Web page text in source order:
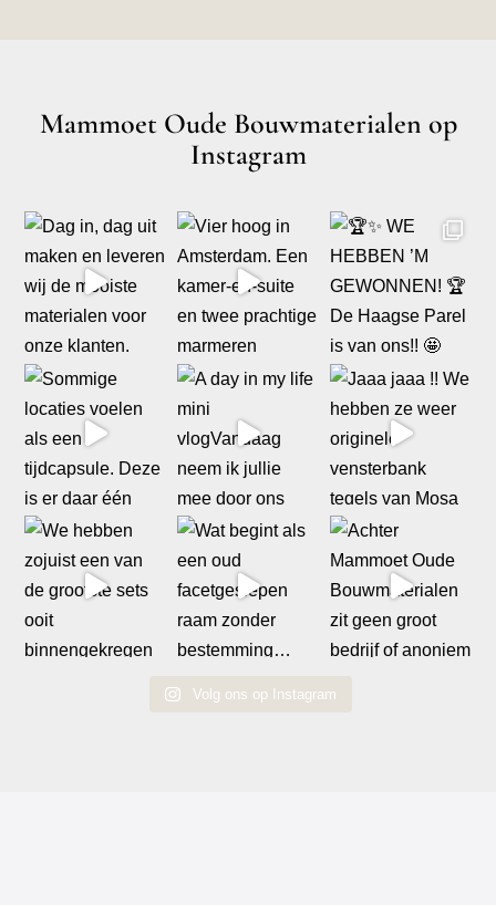
Mammoet Oude Bouwmaterialen op
Instagram
Volg ons op Instagram